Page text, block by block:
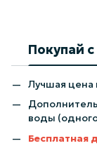
Покупай
Лучшая цена
воды
Бесплатная